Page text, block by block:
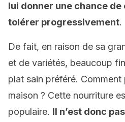
lui donner une chance
tolérer progressivement.
De fait, en raison de sa
et de variétés, beaucoup
plat sain préféré.
maison ? Cette nourriture
populaire. Il n’est donc